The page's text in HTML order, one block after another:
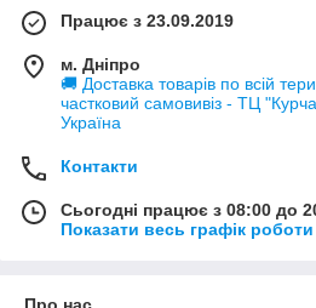
Працює з 23.09.2019
м. Дніпро
🚚 Доставка товарів по всій
частковий самовивіз - ТЦ
Україна
Контакти
Сьогодні працює з 08:00 до
Показати весь графік роботи